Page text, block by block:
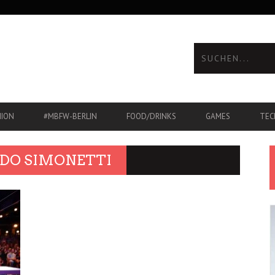
#MBFW-BERLIN FOOD/DRINKS GAMES
SIMONETTI